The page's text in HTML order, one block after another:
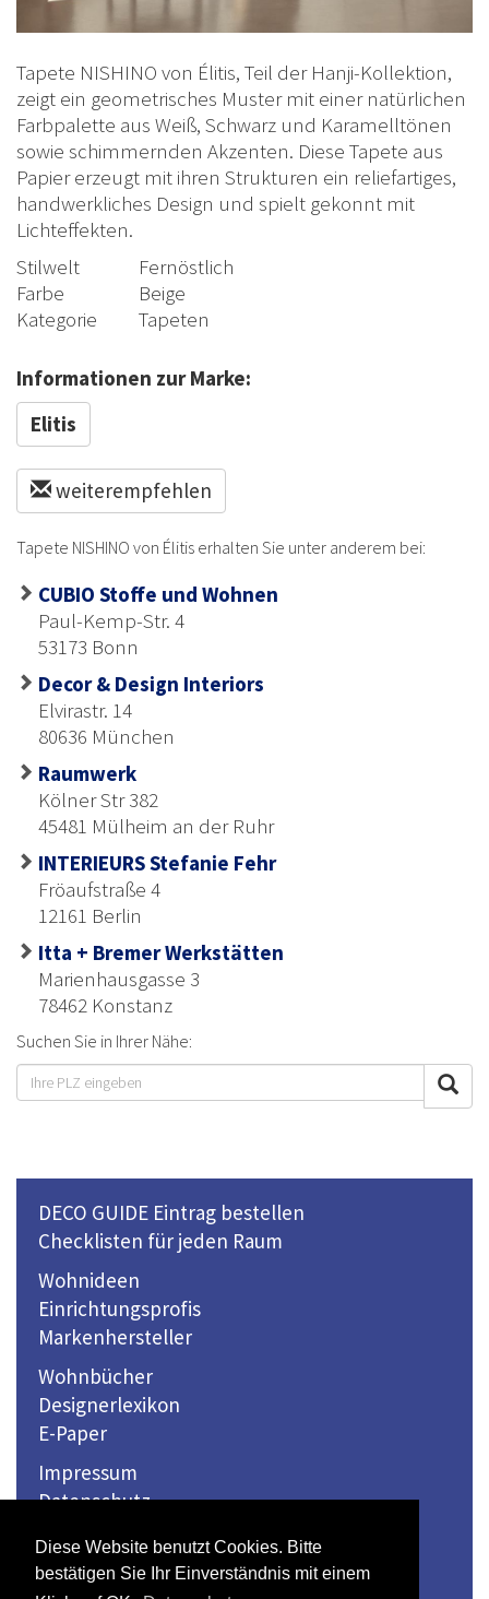
Diese Website benutzt Cookies. Bitte
bestätigen Sie Ihr Einverständnis mit einem
Tapete NISHINO von Élitis, Teil der Hanji-Kollektion,
zeigt ein geometrisches Muster mit einer natürlichen
Farbpalette aus Weiß, Schwarz und Karamelltönen
sowie schimmernden Akzenten. Diese Tapete aus
Papier erzeugt mit ihren Strukturen ein reliefartiges,
handwerkliches Design und spielt gekonnt mit
Lichteffekten.
Stilwelt
Farbe
Kategorie
Fernöstlich
Beige
Tapeten
Informationen zur Marke:
Elitis
weiterempfehlen
Tapete NISHINO von Élitis erhalten Sie unter anderem bei:
CUBIO Stoffe und Wohnen
Paul-Kemp-Str. 4
53173 Bonn
Decor & Design Interiors
Elvirastr. 14
80636 München
Raumwerk
Kölner Str 382
45481 Mülheim an der Ruhr
INTERIEURS Stefanie Fehr
Fröaufstraße 4
12161 Berlin
Itta + Bremer Werkstätten
Marienhausgasse 3
78462 Konstanz
Suchen Sie in Ihrer Nähe:
DECO GUIDE Eintrag bestellen
Checklisten für jeden Raum
Wohnideen
Einrichtungsprofis
Markenhersteller
Wohnbücher
Designerlexikon
E-Paper
Impressum
Datenschutz
© 2026 Winkler Medien Verlag GmbH